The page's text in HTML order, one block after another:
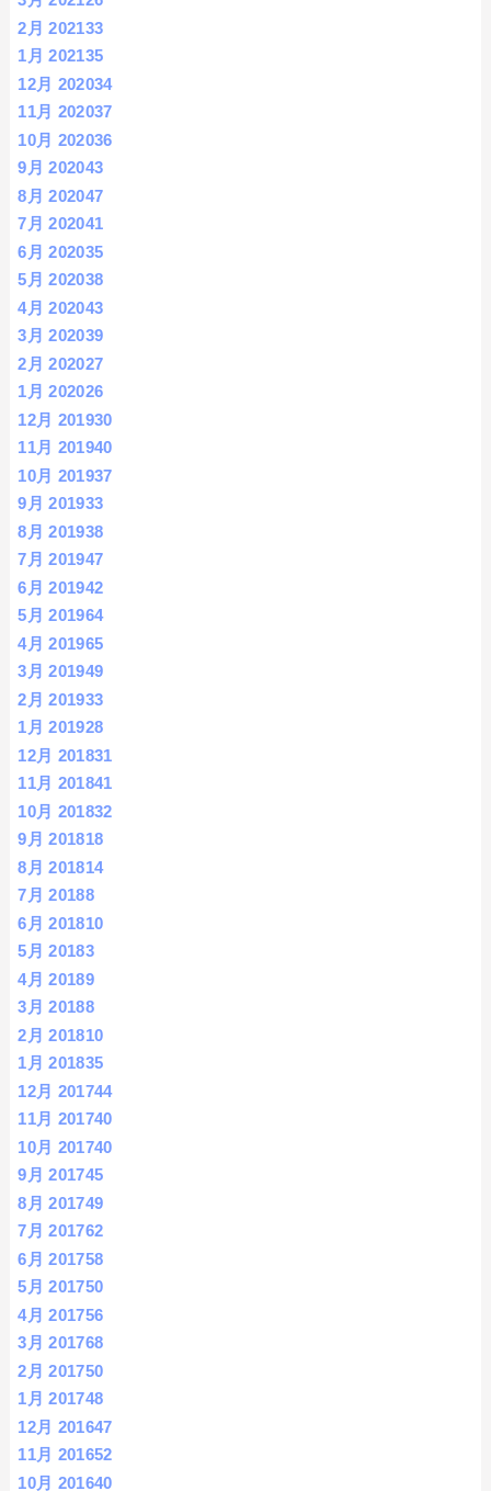
2月 202133
1月 202135
12月 202034
11月 202037
10月 202036
9月 202043
8月 202047
7月 202041
6月 202035
5月 202038
4月 202043
3月 202039
2月 202027
1月 202026
12月 201930
11月 201940
10月 201937
9月 201933
8月 201938
7月 201947
6月 201942
5月 201964
4月 201965
3月 201949
2月 201933
1月 201928
12月 201831
11月 201841
10月 201832
9月 201818
8月 201814
7月 20188
6月 201810
5月 20183
4月 20189
3月 20188
2月 201810
1月 201835
12月 201744
11月 201740
10月 201740
9月 201745
8月 201749
7月 201762
6月 201758
5月 201750
4月 201756
3月 201768
2月 201750
1月 201748
12月 201647
11月 201652
10月 201640